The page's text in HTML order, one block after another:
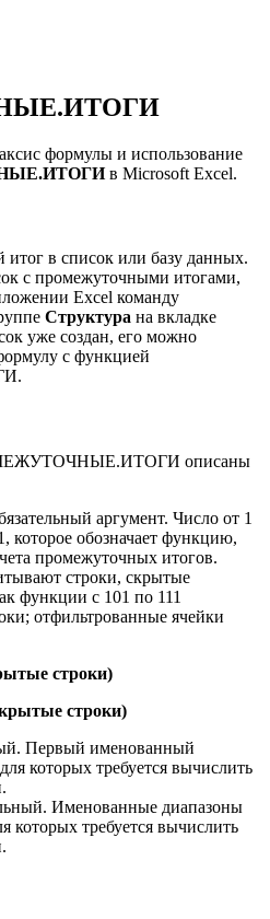
формулы и использование
в Microsoft Excel.
в список или базу данных.
с промежуточными итогами,
Excel команду
Структура на вкладке
уже создан, его можно
с функцией
описаны
аргумент. Число от 1
которое обозначает функцию,
промежуточных итогов.
строки, скрытые
функции с 101 по 111
отфильтрованные ячейки
строки)
строки)
Первый именованный
которых требуется вычислить
Именованные диапазоны
требуется вычислить